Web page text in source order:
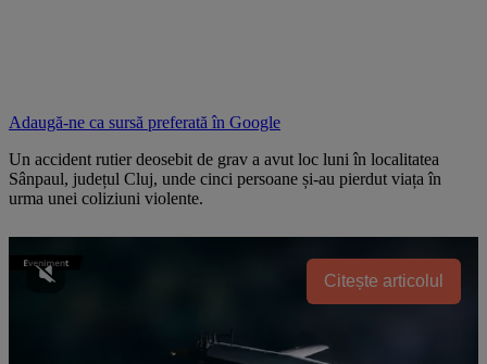
Adaugă-ne ca sursă preferată în Google
Un accident rutier deosebit de grav a avut loc luni în localitatea
Sânpaul, județul Cluj, unde cinci persoane și-au pierdut viața în
urma unei coliziuni violente.
Citește articolul